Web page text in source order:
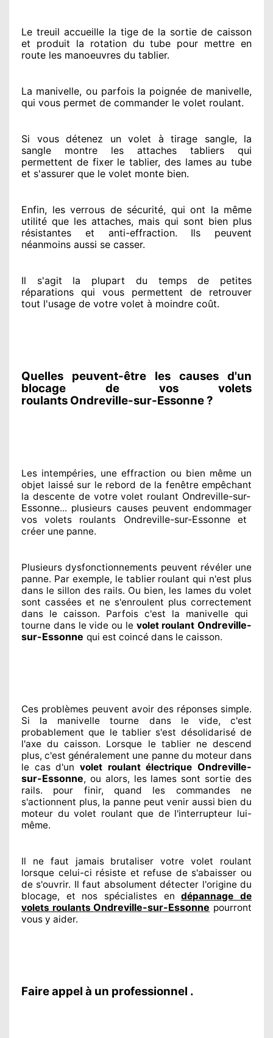
Le treuil accueille la tige de la sortie de caisson
et produit la rotation du tube pour mettre en
route les manoeuvres du tablier.
La manivelle, ou parfois la poignée de manivelle,
qui vous permet de commander le volet roulant.
Si vous détenez un volet à tirage sangle, la
sangle montre les attaches tabliers qui
permettent de fixer le tablier, des lames au tube
et s'assurer que le volet monte bien.
Enfin, les verrous de sécurité, qui ont la même
utilité que les attaches, mais qui sont bien plus
résistantes et anti-effraction. Ils peuvent
néanmoins aussi se casser.
Il s'agit la plupart du tempsde petites
réparations qui vous permettent de retrouver
tout l'usage de votre volet à moindre coût.
Quelles peuvent-être les causes d'un
blocage de vos volets
roulants Ondreville-sur-Essonne ?
Les intempéries, une effraction ou bien même un
objet laissésur le rebord de la fenêtre empêchant
la descente de votre volet roulant Ondreville-sur-
Essonne... plusieurs causes peuvent endommager
vos volets roulants Ondreville-sur-Essonneet
créer une panne.
Plusieurs dysfonctionnements peuvent révélerune
panne. Par exemple, le tablier roulant qui n'est plus
dans le sillon des rails. Ou bien, les lames du volet
sont cassées et ne s'enroulent plus correctement
dans le caisson. Parfois c'est la manivelle qui
tourne dans le vide ou le volet roulant Ondreville-
sur-Essonne qui est coincé dans le caisson.
Ces problèmes peuvent avoir des réponses simple.
Si la manivelle tourne dans le vide, c'est
probablement que le tablier s'est désolidariséde
l'axe du caisson. Lorsque le tablier ne descend
plus, c'est généralement une panne du moteur dans
le cas d'un volet roulant électrique Ondreville-
sur-Essonne, ou alors, les lames sont sortie des
rails. pour finir, quand les commandes ne
s'actionnent plus, la panne peut venir aussi bien du
moteur du volet roulant que de l'interrupteur lui-
même.
Il ne faut jamais brutaliser votre volet roulant
lorsque celui-ci résiste et refuse de s'abaisser ou
de s'ouvrir. Il faut absolument détecter l'originedu
blocage, et nos spécialistes endépannage de
volets roulantsOndreville-sur-Essonne pourront
vous y aider.
Faire appel à un professionnel .